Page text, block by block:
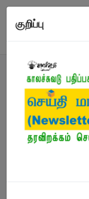
குறிப்பு
நூல்கள் /